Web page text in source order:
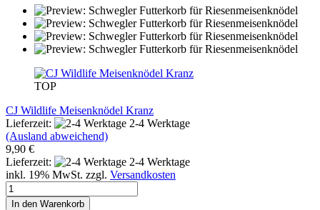
TOP
CJ Wildlife Meisenknödel Kranz
Lieferzeit:
2-4 Werktage
(Ausland abweichend)
9,90 €
Lieferzeit:
2-4 Werktage
inkl. 19% MwSt. zzgl. Versandkosten
In den Warenkorb